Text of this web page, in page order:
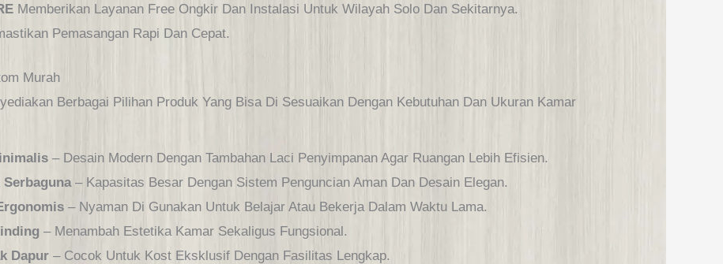
Memberikan Layanan Free Ongkir Dan Instalasi Untuk Wilayah Solo Dan Sekitarnya.
Pemasangan Rapi Dan Cepat.
Murah
Berbagai Pilihan Produk Yang Bisa Di Sesuaikan Dengan Kebutuhan Dan Ukuran Kamar
– Desain Modern Dengan Tambahan Laci Penyimpanan Agar Ruangan Lebih Efisien.
Serbaguna– Kapasitas Besar Dengan Sistem Penguncian Aman Dan Desain Elegan.
– Nyaman Di Gunakan Untuk Belajar Atau Bekerja Dalam Waktu Lama.
– Menambah Estetika Kamar Sekaligus Fungsional.
Dapur – Cocok Untuk Kost Eksklusif Dengan Fasilitas Lengkap.